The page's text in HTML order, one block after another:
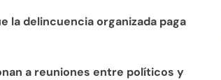
la delincuencia organizada paga
a reuniones entre políticos y